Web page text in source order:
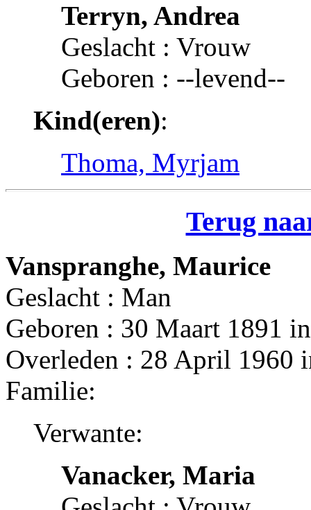
Terryn, Andrea
Geslacht : Vrouw
Geboren : --levend--
Kind(eren):
Thoma, Myrjam
Terug
Vanspranghe, Maurice
Geslacht : Man
Geboren : 30 Maart 1891
Overleden : 28 April 1960
Familie:
Verwante:
Vanacker, Maria